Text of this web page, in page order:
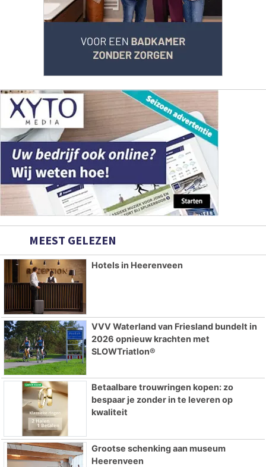
MEEST GELEZEN
Hotels in Heerenveen
VVV Waterland van Friesland bundelt in
2026 opnieuw krachten met
SLOWTriatlon®
Betaalbare trouwringen kopen: zo
bespaar je zonder in te leveren op
kwaliteit
Grootse schenking aan museum
Heerenveen